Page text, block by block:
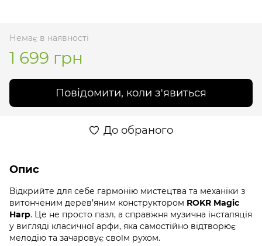
Немає в наявності
1 699 грн
Повідомити, коли з'явиться
До обраного
Опис
Відкрийте для себе гармонію мистецтва та механіки з
витонченим дерев’яним конструктором ROKR Magic
Harp. Це не просто пазл, а справжня музична інсталяція
у вигляді класичної арфи, яка самостійно відтворює
мелодію та зачаровує своїм рухом.